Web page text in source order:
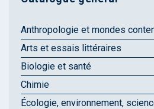
Anthropologie et mondes
Arts et essais littéraires
Biologie et santé
Chimie
Écologie, environnement,